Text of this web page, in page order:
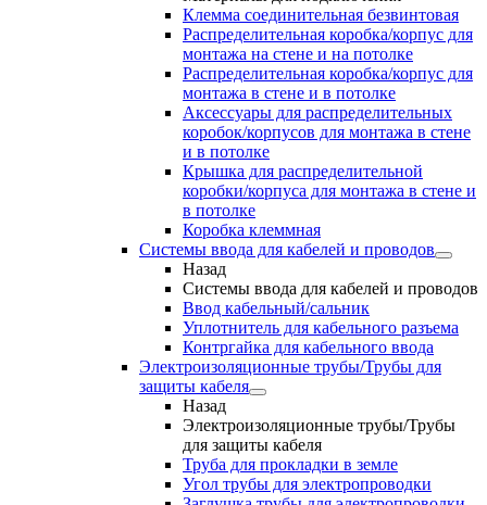
Клемма соединительная безвинтовая
Распределительная коробка/корпус для
монтажа на стене и на потолке
Распределительная коробка/корпус для
монтажа в стене и в потолке
Аксессуары для распределительных
коробок/корпусов для монтажа в стене
и в потолке
Крышка для распределительной
коробки/корпуса для монтажа в стене и
в потолке
Коробка клеммная
Системы ввода для кабелей и проводов
Назад
Системы ввода для кабелей и проводов
Ввод кабельный/сальник
Уплотнитель для кабельного разъема
Контргайка для кабельного ввода
Электроизоляционные трубы/Трубы для
защиты кабеля
Назад
Электроизоляционные трубы/Трубы
для защиты кабеля
Труба для прокладки в земле
Угол трубы для электропроводки